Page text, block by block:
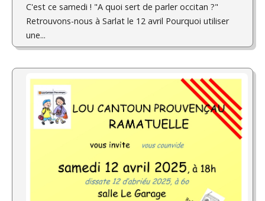
C'est ce samedi ! "A quoi sert de parler occitan ?"
Retrouvons-nous à Sarlat le 12 avril Pourquoi utiliser
une...